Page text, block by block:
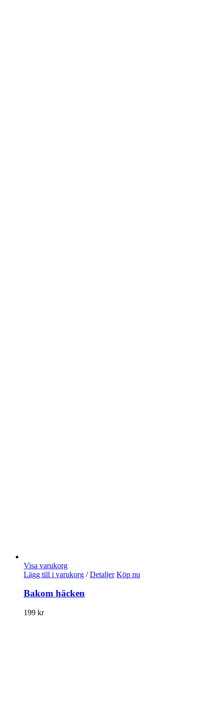
Visa varukorg
Lägg till i varukorg / Detaljer Köp nu
Bakom häcken
199 kr